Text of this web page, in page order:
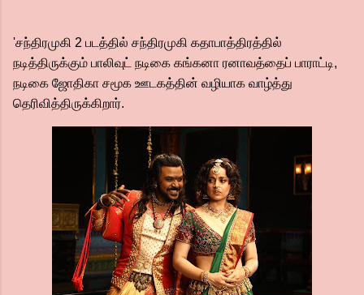
'சந்திரமுகி 2 படத்தில் சந்திரமுகி கதாபாத்திரத்தில்
நடித்திருக்கும் பாலிவுட் நடிகை கங்கனா ரனாவத்தைப் பாராட்டி,
நடிகை ஜோதிகா சமூக ஊடகத்தின் வழியாக வாழ்த்து
தெரிவித்திருக்கிறார்.